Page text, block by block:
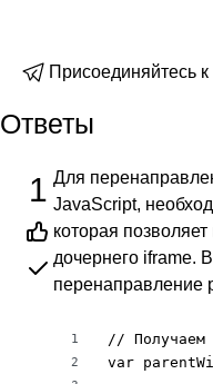
Присоединяйтесь
Ответы
1 Для
JavaScript,
которая
дочернего iframe.
перенаправление
1
2
// Получаем
var